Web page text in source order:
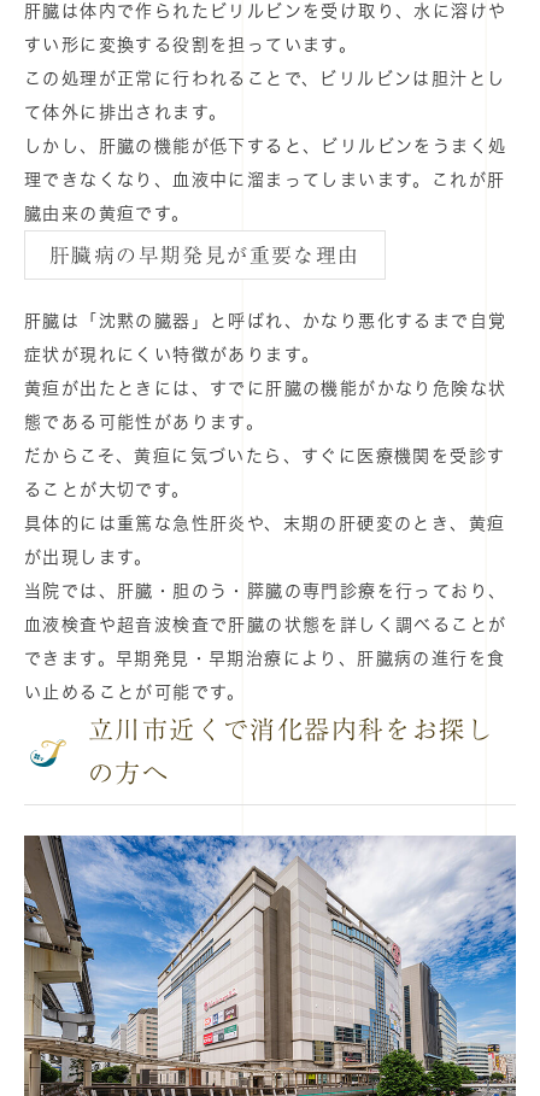
肝臓は体内で作られたビリルビンを受け取り、水に溶けや
すい形に変換する役割を担っています。
この処理が正常に行われることで、ビリルビンは胆汁とし
て体外に排出されます。
しかし、肝臓の機能が低下すると、ビリルビンをうまく処
理できなくなり、血液中に溜まってしまいます。これが肝
臓由来の黄疸です。
肝臓病の早期発見が重要な理由
肝臓は「沈黙の臓器」と呼ばれ、かなり悪化するまで自覚
症状が現れにくい特徴があります。
黄疸が出たときには、すでに肝臓の機能がかなり危険な状
態である可能性があります。
だからこそ、黄疸に気づいたら、すぐに医療機関を受診す
ることが大切です。
具体的には重篤な急性肝炎や、末期の肝硬変のとき、黄疸
が出現します。
当院では、肝臓・胆のう・膵臓の専門診療を行っており、
血液検査や超音波検査で肝臓の状態を詳しく調べることが
できます。早期発見・早期治療により、肝臓病の進行を食
い止めることが可能です。
立川市近くで消化器内科をお探し
の方へ